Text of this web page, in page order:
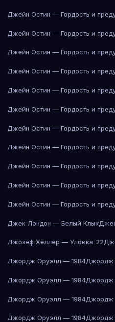
Джейн Остин — Гордость и
Джейн Остин — Гордость и
Джейн Остин — Гордость и
Джейн Остин — Гордость и
Джейн Остин — Гордость и
Джейн Остин — Гордость и
Джейн Остин — Гордость и
Джейн Остин — Гордость и
Джейн Остин — Гордость и
Джейн Остин — Гордость и
Джейн Остин — Гордость и
Джек Лондон — Белый Клык
Джозеф Хеллер — Уловка-22
Джордж Оруэлл — 1984Джордж
Джордж Оруэлл — 1984Джордж
Джордж Оруэлл — 1984Джордж
Джордж Оруэлл — 1984Джордж